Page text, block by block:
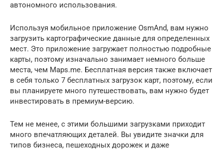
автономного использования.
Используя мобильное приложение OsmAnd, вам нужно
загрузить картографические данные для определенных
мест. Это приложение загружает полностью подробные
карты, поэтому изначально занимает немного больше
места, чем Maps.me. Бесплатная версия также включает
в себя только 7 бесплатных загрузок карт, поэтому, если
вы планируете много путешествовать, вам нужно будет
инвестировать в премиум-версию.
Тем не менее, с этими большими загрузками приходит
много впечатляющих деталей. Вы увидите значки для
типов бизнеса, пешеходных дорожек и даже